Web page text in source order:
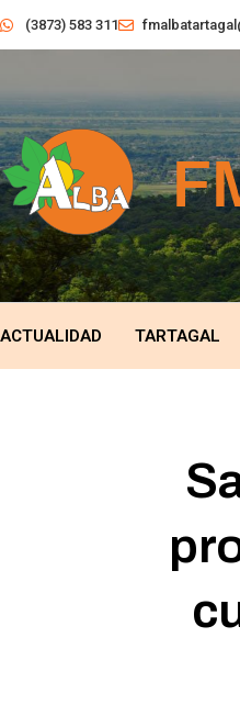
(3873) 583 311
ACTUALIDAD TARTAGAL